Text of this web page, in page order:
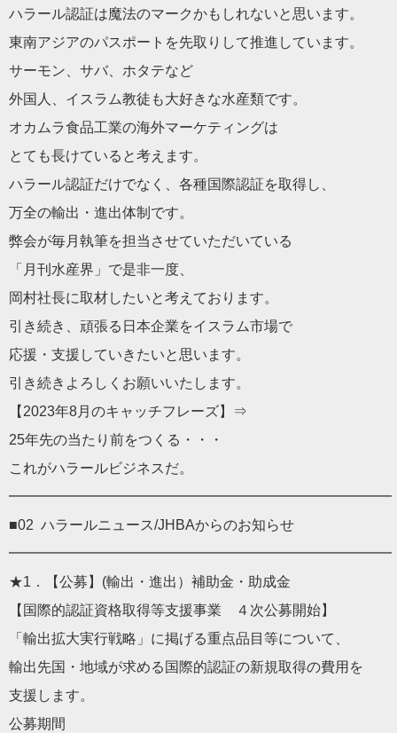
ハラール認証は魔法のマークかもしれないと思います。
東南アジアのパスポートを先取りして推進しています。
サーモン、サバ、ホタテなど
外国人、イスラム教徒も大好きな水産類です。
オカムラ食品工業の海外マーケティングは
とても長けていると考えます。
ハラール認証だけでなく、各種国際認証を取得し、
万全の輸出・進出体制です。
弊会が毎月執筆を担当させていただいている
「月刊水産界」で是非一度、
岡村社長に取材したいと考えております。
引き続き、頑張る日本企業をイスラム市場で
応援・支援していきたいと思います。
引き続きよろしくお願いいたします。
【2023年8月のキャッチフレーズ】⇒
25年先の当たり前をつくる・・・
これがハラールビジネスだ。
━━━━━━━━━━━━━━━━━━━━━━━━━━━
■02 ハラールニュース/JHBAからのお知らせ
━━━━━━━━━━━━━━━━━━━━━━━━━━━
★1．【公募】(輸出・進出）補助金・助成金
【国際的認証資格取得等支援事業 ４次公募開始】
「輸出拡大実行戦略」に掲げる重点品目等について、
輸出先国・地域が求める国際的認証の新規取得の費用を
支援します。
公募期間